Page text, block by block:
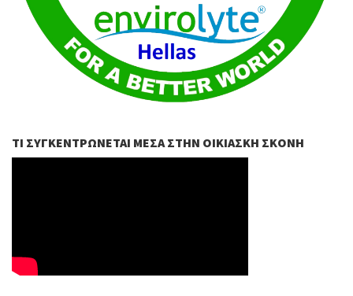
ΤΙ ΣΥΓΚΕΝΤΡΏΝΕΤΑΙ ΜΈΣΑ ΣΤΗΝ ΟΙΚΙΑΣΚΉ ΣΚΌΝΗ